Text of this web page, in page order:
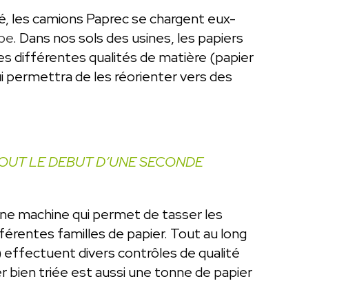
les camions Paprec se chargent eux-
. Dans nos sols des usines, les papiers
différentes qualités de matière (papier
permettra de les réorienter vers des
LE DEBUT D’UNE SECONDE
machine qui permet de tasser les
familles de papier. Tout au long
effectuent divers contrôles de qualité
bien triée est aussi une tonne de papier